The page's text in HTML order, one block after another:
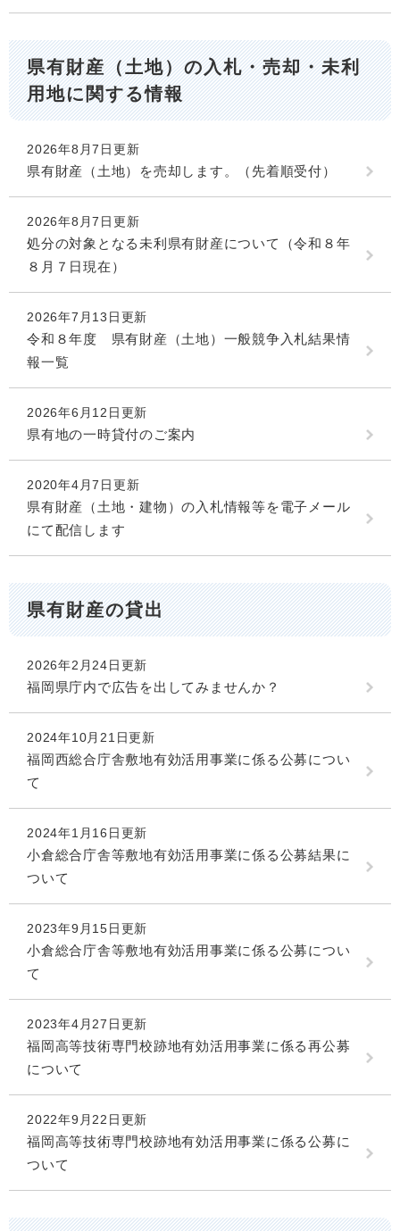
県有財産（土地）の入札・売却・未利
用地に関する情報
2026年8月7日更新
県有財産（土地）を売却します。（先着順受付）
2026年8月7日更新
処分の対象となる未利県有財産について（令和８年
８月７日現在）
2026年7月13日更新
令和８年度 県有財産（土地）一般競争入札結果情
報一覧
2026年6月12日更新
県有地の一時貸付のご案内
2020年4月7日更新
県有財産（土地・建物）の入札情報等を電子メール
にて配信します
県有財産の貸出
2026年2月24日更新
福岡県庁内で広告を出してみませんか？
2024年10月21日更新
福岡西総合庁舎敷地有効活用事業に係る公募につい
て
2024年1月16日更新
小倉総合庁舎等敷地有効活用事業に係る公募結果に
ついて
2023年9月15日更新
小倉総合庁舎等敷地有効活用事業に係る公募につい
て
2023年4月27日更新
福岡高等技術専門校跡地有効活用事業に係る再公募
について
2022年9月22日更新
福岡高等技術専門校跡地有効活用事業に係る公募に
ついて